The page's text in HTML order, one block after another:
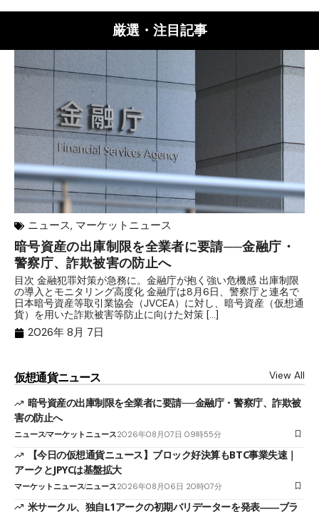
厳選・注目記事
ニュース, マーケットニュース
暗号資産の出庫制限を全業者に要請──金融庁・
警察庁、詐欺被害の防止へ
目次 金融犯罪対策が急務に。金融庁が抱く強い危機感 出庫制限
の導入とモニタリング高度化 金融庁は8月6日、警察庁と連名で
日本暗号資産等取引業協会（JVCEA）に対し、暗号資産（仮想通
貨）を用いた詐欺被害等防止に向けた対策 […]
2026年 8月 7日
仮想通貨ニュース View All
暗号資産の出庫制限を全業者に要請──金融庁・警察庁、詐欺被
害の防止へ
ニュースマーケットニュース2026年08月07日 09時55分
【今日の仮想通貨ニュース】ブロック好決算もBTC事業失速｜
アークとJPYCは基盤拡大
マーケットニュースニュース2026年08月06日 20時07分
米サークル、独自L1アークの初期バリデーターを発表――ブラ